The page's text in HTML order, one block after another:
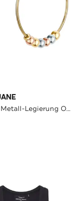
Ohrringe Metall-Legierung OneColor